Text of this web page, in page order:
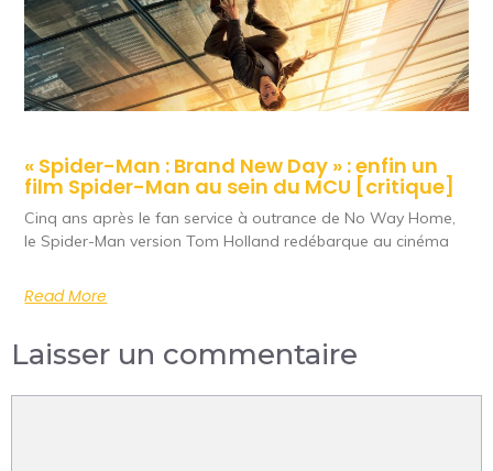
« Spider-Man : Brand New Day » : enfin un
film Spider-Man au sein du MCU [critique]
Cinq ans après le fan service à outrance de No Way Home,
le Spider-Man version Tom Holland redébarque au cinéma
Read More
Laisser un commentaire